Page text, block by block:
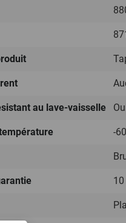
au lave-vaisselle
-